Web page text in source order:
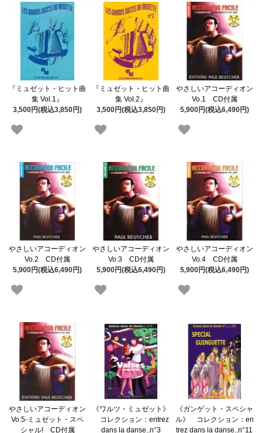
『ミュゼット・ヒット曲
集 Vol.1』
3,500円(税込3,850円)
『ミュゼット・ヒット曲
集 Vol.2』
3,500円(税込3,850円)
やさしいアコーディオン
Vo.1 CD付属
5,900円(税込6,490円)
やさしいアコーディオン
Vo.2 CD付属
5,900円(税込6,490円)
やさしいアコーディオン
Vo.3 CD付属
5,900円(税込6,490円)
やさしいアコーディオン
Vo.4 CD付属
5,900円(税込6,490円)
やさしいアコーディオン
Vo.5-ミュゼット・スペ
シャル! CD付属
《ワルツ・ミュゼット》
コレクション：entrez
dans la danse..n°3
《ガンゲット・スペシャ
ル》 コレクション：en
trez dans la danse..n°11